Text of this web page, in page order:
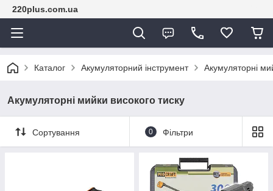
220plus.com.ua
Каталог Акумуляторний інструмент Акумуляторні
Акумуляторні мийки високого тиску
Сортування 0 Фільтри